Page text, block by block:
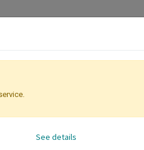
See details